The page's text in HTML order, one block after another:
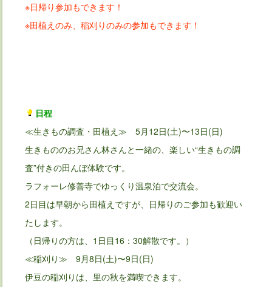
※日帰り参加もできます！
※田植えのみ、稲刈りのみの参加もできます！
日程
≪生きもの調査・田植え≫ 5月12日(土)〜13日(日)
生きもののお兄さん林さんと一緒の、楽しい“生きもの調
査”付きの田んぼ体験です。
ラフォーレ修善寺でゆっくり温泉泊で交流会。
2日目は早朝から田植えですが、日帰りのご参加も歓迎い
たします。
（日帰りの方は、1日目16：30解散です。）
≪稲刈り≫ 9月8日(土)〜9日(日)
伊豆の稲刈りは、里の秋を満喫できます。